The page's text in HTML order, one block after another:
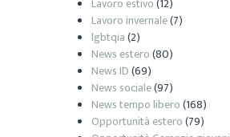
Lavoro invernale(7)
lgbtqia(2)
News estero(80)
News ID(69)
News sociale(97)
News tempo libero(168)
Opportunità estero(79)